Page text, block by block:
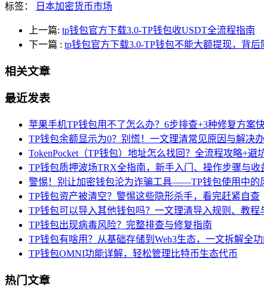
标签： 日本加密货币市场
上一篇: tp钱包官方下载3.0-TP钱包收USDT全流程指南
下一篇 : tp钱包官方下载3.0-TP钱包不能大额提现，背
相关文章
最近发表
苹果手机TP钱包用不了怎么办？6步排查+3种修复方案
TP钱包余额显示为0？别慌！一文理清常见原因与解决
TokenPocket（TP钱包）地址怎么找回？全流程攻略+避
TP钱包质押波场TRX全指南，新手入门、操作步骤与收
警惕！别让加密钱包沦为诈骗工具——TP钱包使用中的
TP钱包资产被清空？警惕这些隐形杀手，看完赶紧自查
TP钱包可以导入其他钱包吗？一文理清导入规则、教程
TP钱包出现病毒风险？完整排查与修复指南
TP钱包有啥用？从基础存储到Web3生态，一文拆解全
TP钱包OMNI功能详解，轻松管理比特币生态代币
热门文章